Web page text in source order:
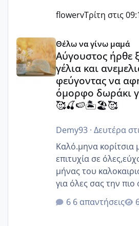
flowervΤρίτη στις
Αύγουστος ήρθε ξανά γεμάτος
Θέλω να γίνω μαμά
Αύγουστος ήρθε
γέλια και
φεύγοντας να
όμορφο δωράκι
🥰🍒🍉🏝️🏖️🥰
Demy93· Δευτέρα
Καλό.μηνα κορίτσια
επιτυχία σε
μήνας του
για όλες σας την
@Elk @Melikara86
@Zenia z @melitiniღ
6 απαντήσεις